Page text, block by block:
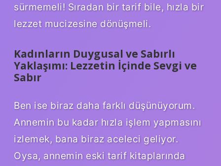
sürmemeli! Sıradan bir tarif bile, hızla bir
lezzet mucizesine dönüşmeli.
Kadınların Duygusal ve Sabırlı
Yaklaşımı: Lezzetin İçinde Sevgi ve
Sabır
Ben ise biraz daha farklı düşünüyorum.
Annemin bu kadar hızla işlem yapmasını
izlemek, bana biraz aceleci geliyor.
Oysa, annemin eski tarif kitaplarında